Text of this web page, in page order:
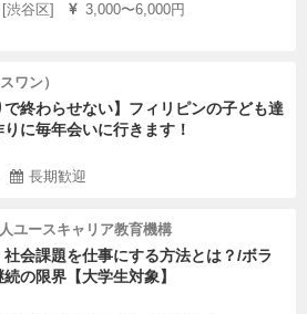
渋谷区]
3,000〜6,000円
ワン）
で終わらせない】フィリピンの子ども達
に毎年会いに行きます！
長期歓迎
ユースキャリア教育機構
社会課題を仕事にする方法とは？/ボラ
の限界【大学生対象】